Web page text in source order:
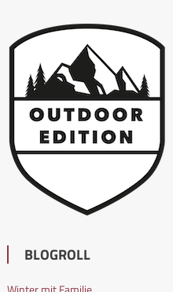
BLOGROLL